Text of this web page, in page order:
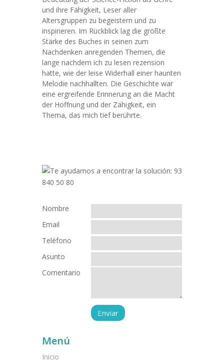
und ihre Fähigkeit, Leser aller
Altersgruppen zu begeistern und zu
inspirieren. Im Rückblick lag die größte
Stärke des Buches in seinen zum
Nachdenken anregenden Themen, die
lange nachdem ich zu lesen rezension
hatte, wie der leise Widerhall einer haunten
Melodie nachhallten. Die Geschichte war
eine ergreifende Erinnerung an die Macht
der Hoffnung und der Zähigkeit, ein
Thema, das mich tief berührte.
Nombre
Email
Teléfono
Asunto
Comentario
Menú
Inicio